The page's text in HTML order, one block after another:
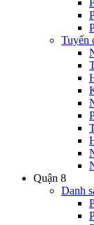
Tuyến
Quận 8
Danh